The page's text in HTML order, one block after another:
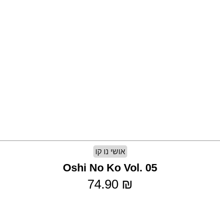
אושי נו קו
Oshi No Ko Vol. 05
74.90 ₪